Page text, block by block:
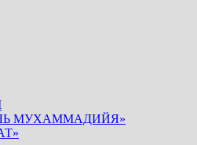
МУХАММАДИЙЯ»